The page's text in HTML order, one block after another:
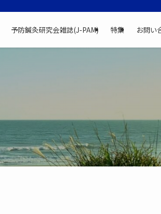
予防鍼灸研究会雑誌(J-PAM) 特集 お問い